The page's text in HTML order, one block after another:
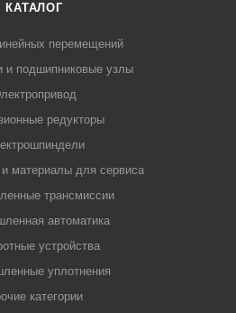
КАТАЛОГ
перемещений
и подшипниковые узлы
редукторы
материалы для сервиса
трансмиссии
автоматика
устройства
уплотнения
категории